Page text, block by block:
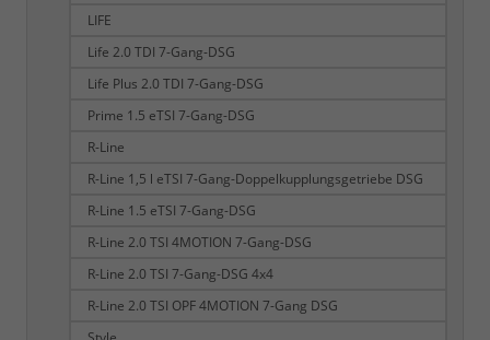
LIFE
Life 2.0 TDI 7-Gang-DSG
Life Plus 2.0 TDI 7-Gang-DSG
Prime 1.5 eTSI 7-Gang-DSG
R-Line
R-Line 1,5 l eTSI 7-Gang-Doppelkupplungsgetriebe DSG
R-Line 1.5 eTSI 7-Gang-DSG
R-Line 2.0 TSI 4MOTION 7-Gang-DSG
R-Line 2.0 TSI 7-Gang-DSG 4x4
R-Line 2.0 TSI OPF 4MOTION 7-Gang DSG